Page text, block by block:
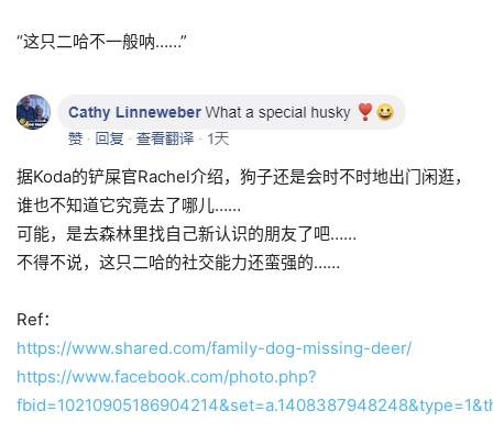
“这只二哈不一般呐……”
据Koda的铲屎官Rachel介绍，狗子还是会时不时地出门闲逛，
谁也不知道它究竟去了哪儿……
可能，是去森林里找自己新认识的朋友了吧……
不得不说，这只二哈的社交能力还蛮强的……
Ref：
https://www.shared.com/family-dog-missing-deer/
https://www.facebook.com/photo.php?